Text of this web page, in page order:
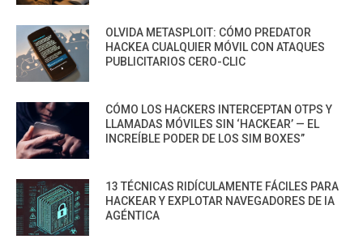
OLVIDA METASPLOIT: CÓMO PREDATOR
HACKEA CUALQUIER MÓVIL CON ATAQUES
PUBLICITARIOS CERO-CLIC
CÓMO LOS HACKERS INTERCEPTAN OTPS Y
LLAMADAS MÓVILES SIN ‘HACKEAR’ — EL
INCREÍBLE PODER DE LOS SIM BOXES”
13 TÉCNICAS RIDÍCULAMENTE FÁCILES PARA
HACKEAR Y EXPLOTAR NAVEGADORES DE IA
AGÉNTICA